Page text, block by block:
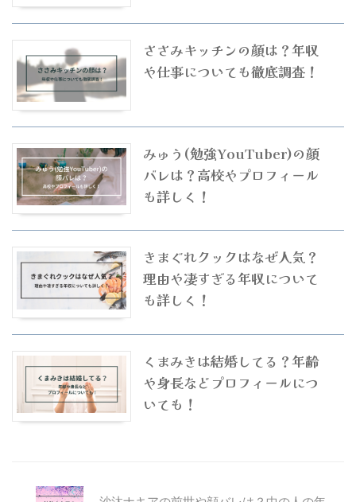
ささみキッチンの顔は？年収
や仕事についても徹底調査！
みゅう(勉強YouTuber)の顔
バレは？高校やプロフィール
も詳しく！
きまぐれクックはなぜ人気？
理由や凄すぎる年収について
も詳しく！
くまみきは結婚してる？年齢
や身長などプロフィールにつ
いても！